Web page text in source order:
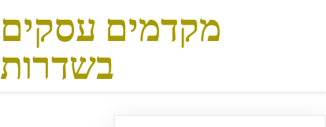
מקדמים עסקים
בשדרות